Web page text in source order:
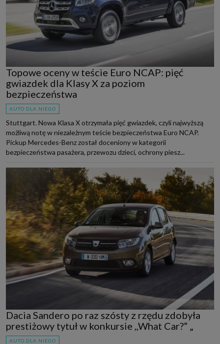
Topowe oceny w teście Euro NCAP: pięć
gwiazdek dla Klasy X za poziom
bezpieczeństwa
AUTO DLA NIEGO
Stuttgart. Nowa Klasa X otrzymała pięć gwiazdek, czyli najwyższą
możliwą notę w niezależnym teście bezpieczeństwa Euro NCAP.
Pickup Mercedes-Benz został doceniony w kategorii
bezpieczeństwa pasażera, przewozu dzieci, ochrony piesz...
Dacia Sandero po raz szósty z rzędu zdobyła
prestiżowy tytuł w konkursie ,,What Car?” „
AUTO DLA NIEGO